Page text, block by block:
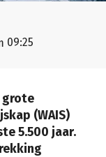
09:25
grote
(WAIS)
5.500 jaar.